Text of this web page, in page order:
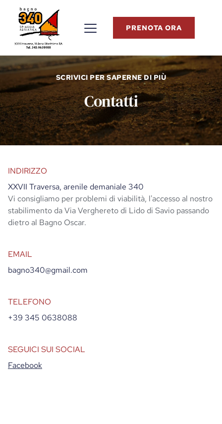
PRENOTA ORA
SCRIVICI PER SAPERNE DI PIÙ
Contatti
INDIRIZZO
XXVII Traversa, arenile demaniale 340
Vi consigliamo per problemi di viabilità, l'accesso al nostro
stabilimento da Via Verghereto di Lido di Savio passando
dietro al Bagno Oscar.
EMAIL
bagno340@gmail.com
TELEFONO
+39 345 0638088
SEGUICI SUI SOCIAL
Facebook